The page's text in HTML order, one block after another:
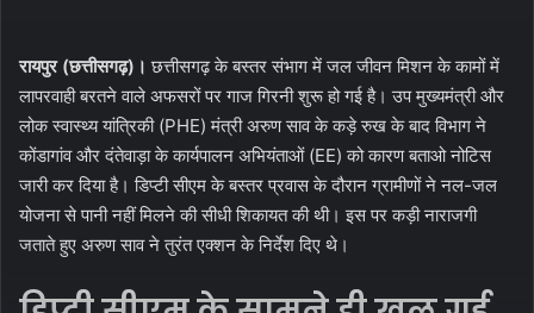
रायपुर (छत्तीसगढ़)।छत्तीसगढ़ के बस्तर संभाग में जल जीवन मिशन के कामों में
लापरवाही बरतने वाले अफसरों पर गाज गिरनी शुरू हो गई है। उप मुख्यमंत्री और
लोक स्वास्थ्य यांत्रिकी (PHE) मंत्री अरुण साव के कड़े रुख के बाद विभाग ने
कोंडागांव और दंतेवाड़ा के कार्यपालन अभियंताओं (EE) को कारण बताओ नोटिस
जारी कर दिया है। डिप्टी सीएम के बस्तर प्रवास के दौरान ग्रामीणों ने नल-जल
योजना से पानी नहीं मिलने की सीधी शिकायत की थी। इस पर कड़ी नाराजगी
जताते हुए अरुण साव ने तुरंत एक्शन के निर्देश दिए थे।